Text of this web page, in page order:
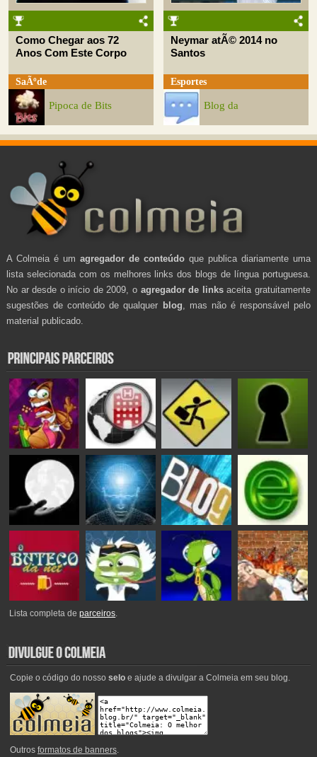
Como Chegar aos 72
Anos Com Este Corpo
SaÃºde
Pipoca de Bits
Neymar atÃ© 2014 no
Santos
Esportes
Blog da
A Colmeia é um agregador de conteúdo que publica diariamente uma
lista selecionada com os melhores links dos blogs de língua portuguesa.
No ar desde o início de 2009, o agregador de linksaceita gratuitamente
sugestões de conteúdo de qualquer blog , mas não é responsável pelo
material publicado.
Lista completa deparceiros.
Copie o código do nosso seloe ajude a divulgar a Colmeia em seu blog.
Outros formatos de banners.